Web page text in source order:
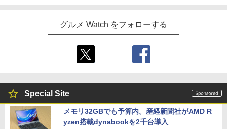
グルメ Watch をフォローする
Special Site
メモリ32GBでも予算内。産経新聞社がAMD R
yzen搭載dynabookを2千台導入